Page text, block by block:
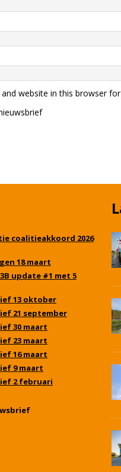
website in this browser
coalitieakkoord 2026
18 maart
update #1 met 5
13 oktober
21 september
30 maart
23 maart
16 maart
9 maart
2 februari